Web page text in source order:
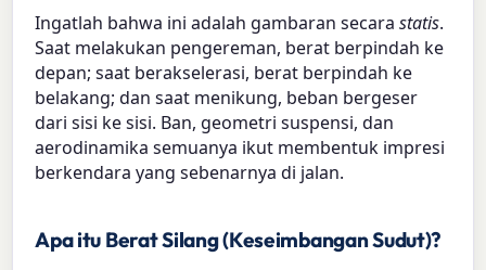
Ingatlah bahwa ini adalah gambaran secarastatis.
Saat melakukan pengereman, berat berpindah ke
depan; saat berakselerasi, berat berpindah ke
belakang; dan saat menikung, beban bergeser
dari sisi ke sisi. Ban, geometri suspensi, dan
aerodinamika semuanya ikut membentuk impresi
berkendara yang sebenarnya di jalan.
Apa itu Berat Silang (Keseimbangan Sudut)?